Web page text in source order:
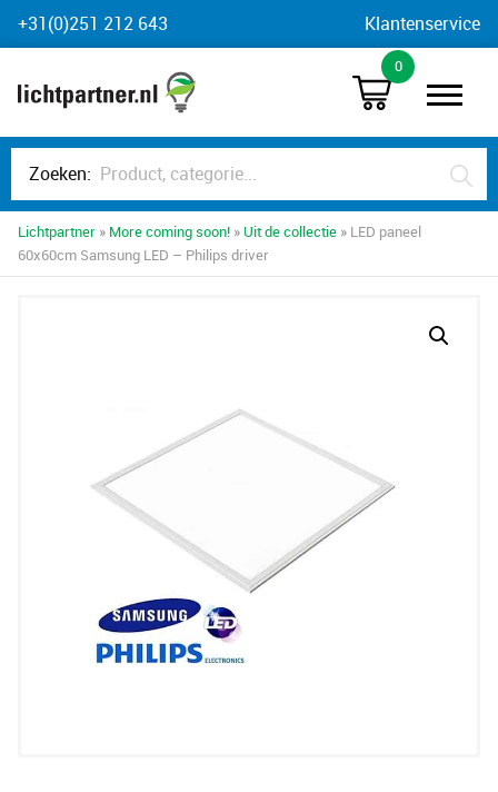
Skip
to
+31(0)251 212 643 Klantenservice
0
Zoeken:
Lichtpartner » More coming soon! » Uit de collectie » LED paneel
60x60cm Samsung LED – Philips driver